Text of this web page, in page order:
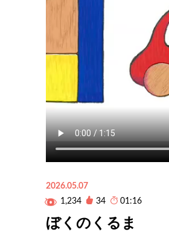
2026.05.07
1,234
34 01:16
ぼくのくるま